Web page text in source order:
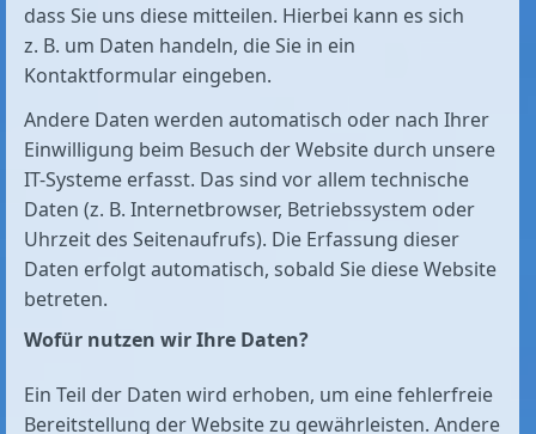
dass Sie uns diese mitteilen. Hierbei kann es sich
z. B. um Daten handeln, die Sie in ein
Kontaktformular eingeben.
Andere Daten werden automatisch oder nach Ihrer
Einwilligung beim Besuch der Website durch unsere
IT-Systeme erfasst. Das sind vor allem technische
Daten (z. B. Internetbrowser, Betriebssystem oder
Uhrzeit des Seitenaufrufs). Die Erfassung dieser
Daten erfolgt automatisch, sobald Sie diese Website
betreten.
Wofür nutzen wir Ihre Daten?
Ein Teil der Daten wird erhoben, um eine fehlerfreie
Bereitstellung der Website zu gewährleisten. Andere